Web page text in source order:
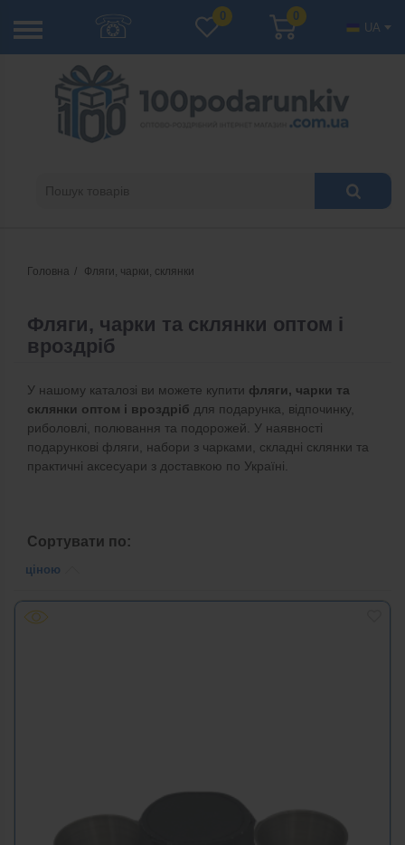
☏ 0
0
UA
Головна Фляги, чарки, склянки
Фляги, чарки та склянки оптом і
вроздріб
У нашому каталозі ви можете купити фляги, чарки та
склянки оптом і вроздріб для подарунка, відпочинку,
риболовлі, полювання та подорожей. У наявності
подарункові фляги, набори з чарками, складні склянки та
практичні аксесуари з доставкою по Україні.
Сортувати по:
ціною